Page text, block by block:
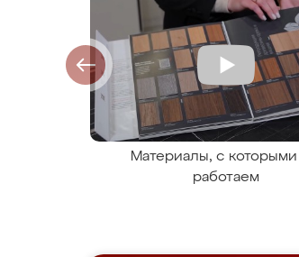
Материалы, с
работаем